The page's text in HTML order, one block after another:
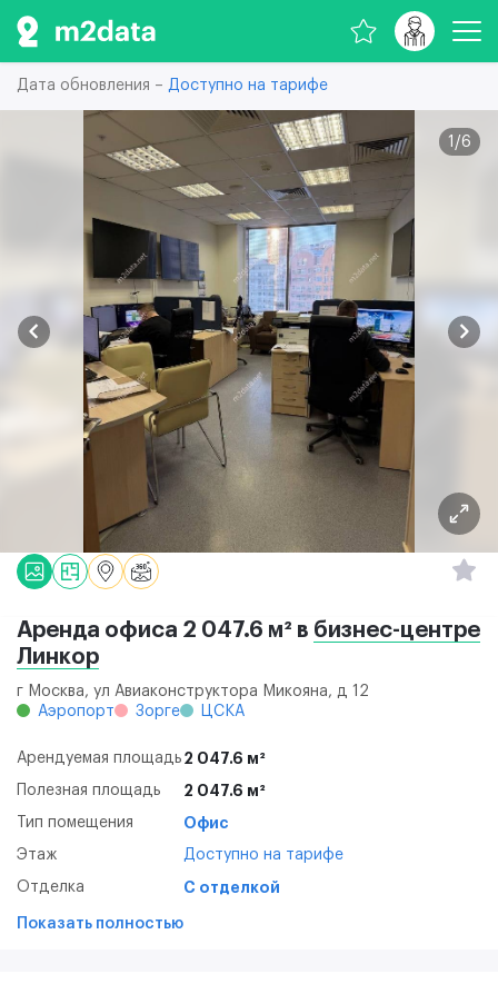
Дата обновления – Доступно на тарифе
1 /6
Аренда офиса 2 047.6 м² в бизнес-центре
Линкор
г Москва, ул Авиаконструктора Микояна, д 12
Аэропорт
Зорге ЦСКА
Арендуемая площадь 2 047.6 м²
Полезная площадь 2 047.6 м²
Тип помещения Офис
Этаж Доступно на тарифе
Отделка С отделкой
Показать полностью